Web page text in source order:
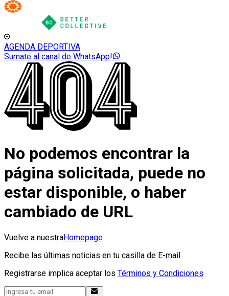
AGENDA DEPORTIVA
Sumate al canal de WhatsApp!
No podemos encontrar la
página solicitada, puede no
estar disponible, o haber
cambiado de URL
Vuelve a nuestraHomepage
Recibe las últimas noticias en tu casilla de E-mail
Registrarse implica aceptar los Términos y Condiciones